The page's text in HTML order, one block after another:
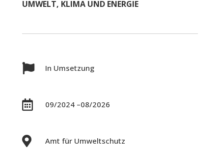
UMWELT, KLIMA UND ENERGIE
 In Umsetzung
 09/2024 –08/2026
 Amt für Umweltschutz